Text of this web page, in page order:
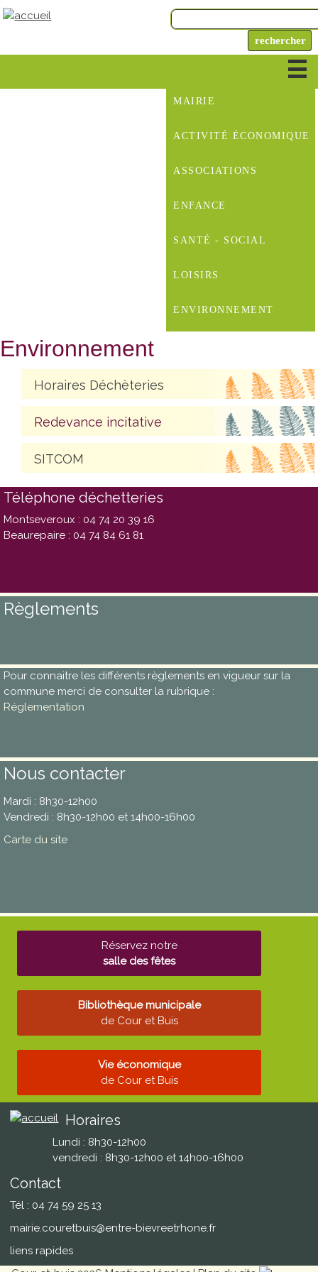
MAIRIE
ACTIVITÉ ÉCONOMIQUE
ASSOCIATIONS
ENFANCE
SANTÉ - SOCIAL
LOISIRS
ENVIRONNEMENT
Environnement
Horaires Déchèteries
Redevance incitative
SITCOM
Téléphone déchetteries
Montseveroux : 04 74 20 39 16
Beaurepaire : 04 74 84 61 81
Règlements
Pour connaitre les différents règlements en vigueur sur la
commune merci de consulter la rubrique :
Réglementation
Nous contacter
Mardi : 8h30-12h00
Vendredi : 8h30-12h00 et 14h00-16h00
Carte du site
Réservez notre
salle des fêtes
Bibliothèque municipale
de Cour et Buis
Vie économique
de Cour et Buis
Horaires
Lundi : 8h30-12h00
vendredi : 8h30-12h00 et 14h00-16h00
Contact
Tél : 04 74 59 25 13
mairie.couretbuis@entre-bievreetrhone.fr
liens rapides